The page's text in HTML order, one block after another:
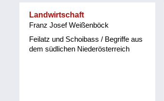
Landwirtschaft
Franz Josef Weißenböck
Feilatz und Schoibass / Begriffe aus
dem südlichen Niederösterreich